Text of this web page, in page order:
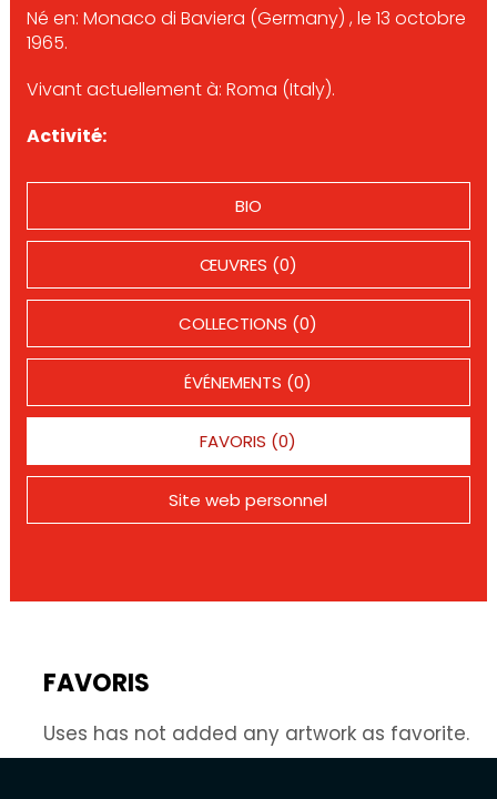
Né en: Monaco di Baviera (Germany) , le 13 octobre
1965.
Vivant actuellement à: Roma (Italy).
Activité:
BIO
ŒUVRES (0)
COLLECTIONS (0)
ÉVÉNEMENTS (0)
FAVORIS (0)
Site web personnel
FAVORIS
Uses has not added any artwork as favorite.